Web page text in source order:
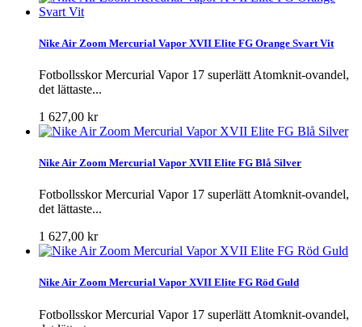
Nike Air Zoom Mercurial Vapor XVII Elite FG Orange Svart Vit
Fotbollsskor Mercurial Vapor 17 superlätt Atomknit-ovandel,
det lättaste...
1 627,00 kr
Nike Air Zoom Mercurial Vapor XVII Elite FG Blå Silver
Fotbollsskor Mercurial Vapor 17 superlätt Atomknit-ovandel,
det lättaste...
1 627,00 kr
Nike Air Zoom Mercurial Vapor XVII Elite FG Röd Guld
Fotbollsskor Mercurial Vapor 17 superlätt Atomknit-ovandel,